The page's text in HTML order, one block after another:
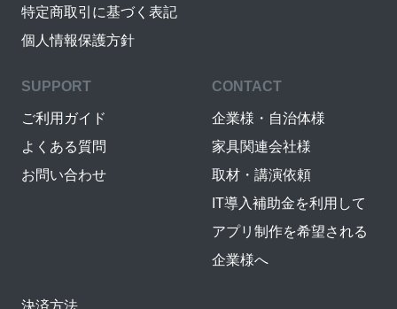
特定商取引に基づく表記
個人情報保護方針
SUPPORT
ご利用ガイド
よくある質問
お問い合わせ
CONTACT
企業様・自治体様
家具関連会社様
取材・講演依頼
IT導入補助金を利用して
アプリ制作を希望される
企業様へ